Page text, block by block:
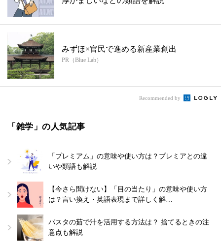
みずほ×官民で進める新産業創出
PR（Blue Lab）
Recommended by
「雑学」の人気記事
「プレミアム」の意味や使い方は？プレミアとの違
いや類語も解説
【今さら聞けない】「目の当たり」の意味や使い方
は？言い換え・英語表現まで詳しく解…
パスタの茹で汁を活用する方法は？ 捨てるときの注
意点も解説